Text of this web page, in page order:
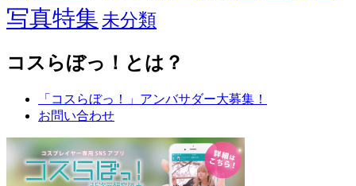
写真特集 未分類
コスらぼっ！とは？
「コスらぼっ！」アンバサダー大募集！
お問い合わせ